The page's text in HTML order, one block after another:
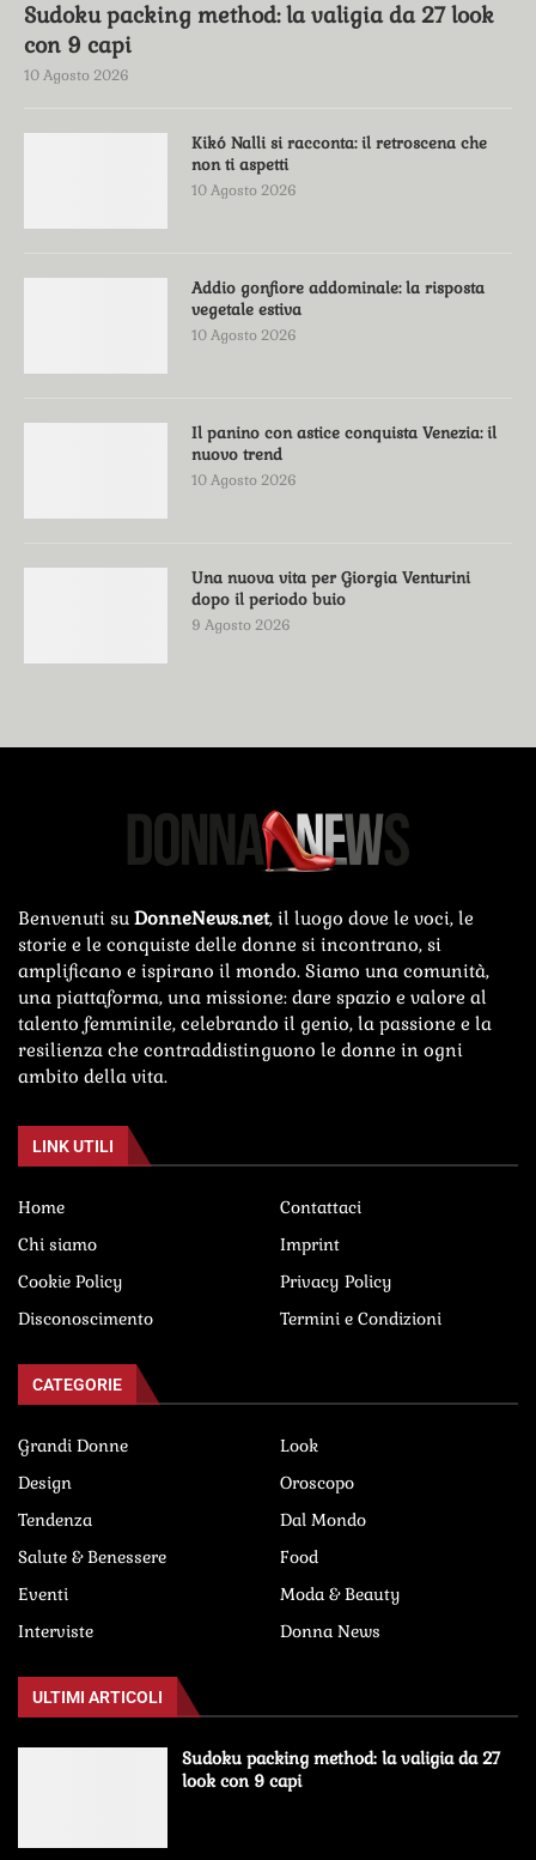
Sudoku packing method: la valigia da 27 look
con 9 capi
10 Agosto 2026
Kikó Nalli si racconta: il retroscena che
non ti aspetti
10 Agosto 2026
Addio gonfiore addominale: la risposta
vegetale estiva
10 Agosto 2026
Il panino con astice conquista Venezia: il
nuovo trend
10 Agosto 2026
Una nuova vita per Giorgia Venturini
dopo il periodo buio
9 Agosto 2026
Benvenuti su DonneNews.net, il luogo dove le voci, le
storie e le conquiste delle donne si incontrano, si
amplificano e ispirano il mondo. Siamo una comunità,
una piattaforma, una missione: dare spazio e valore al
talento femminile, celebrando il genio, la passione e la
resilienza che contraddistinguono le donne in ogni
ambito della vita.
LINK UTILI
Home
Contattaci
Chi siamo
Imprint
Cookie Policy
Privacy Policy
Disconoscimento
Termini e Condizioni
CATEGORIE
Grandi Donne
Look
Design
Oroscopo
Tendenza
Dal Mondo
Salute & Benessere
Food
Eventi
Moda & Beauty
Interviste
Donna News
ULTIMI ARTICOLI
Sudoku packing method: la valigia da 27
look con 9 capi